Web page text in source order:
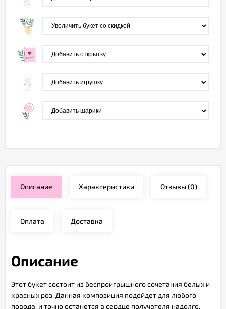
Описание Характеристики Отзывы(0)
Оплата Доставка
Описание
Этот букет состоит из беспроигрышного сочетания белых и
красных роз. Данная композиция подойдет для любого
повода, и точно останется в сердце получателя надолго.